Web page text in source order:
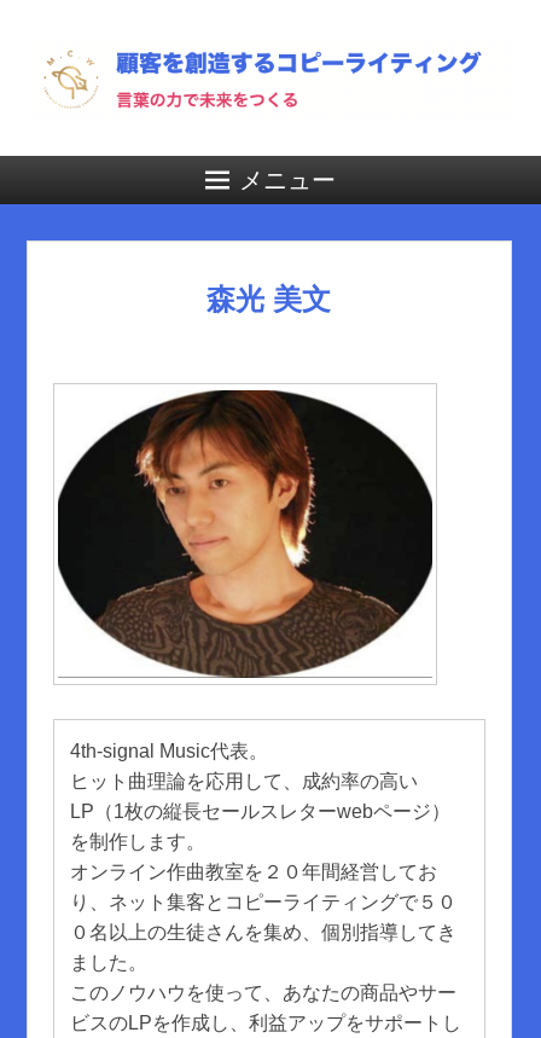
メニュー
森光 美文
4th-signal Music代表。
ヒット曲理論を応用して、成約率の高い
LP（1枚の縦長セールスレターwebページ）
を制作します。
オンライン作曲教室を２０年間経営してお
り、ネット集客とコピーライティングで５０
０名以上の生徒さんを集め、個別指導してき
ました。
このノウハウを使って、あなたの商品やサー
ビスのLPを作成し、利益アップをサポートし